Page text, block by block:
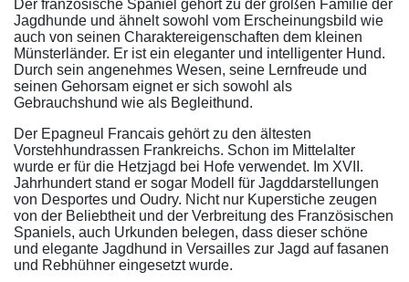
Der französische Spaniel gehört zu der großen Familie der
Jagdhunde und ähnelt sowohl vom Erscheinungsbild wie
auch von seinen Charaktereigenschaften dem kleinen
Münsterländer. Er ist ein eleganter und intelligenter Hund.
Durch sein angenehmes Wesen, seine Lernfreude und
seinen Gehorsam eignet er sich sowohl als
Gebrauchshund wie als Begleithund.
Der Epagneul Francais gehört zu den ältesten
Vorstehhundrassen Frankreichs. Schon im Mittelalter
wurde er für die Hetzjagd bei Hofe verwendet. Im XVII.
Jahrhundert stand er sogar Modell für Jagddarstellungen
von Desportes und Oudry. Nicht nur Kuperstiche zeugen
von der Beliebtheit und der Verbreitung des Französischen
Spaniels, auch Urkunden belegen, dass dieser schöne
und elegante Jagdhund in Versailles zur Jagd auf fasanen
und Rebhühner eingesetzt wurde.